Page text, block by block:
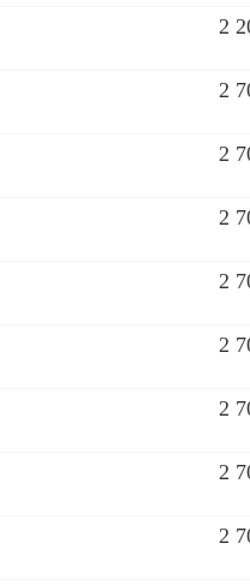
2
2
2
2
2
2
2
2
2